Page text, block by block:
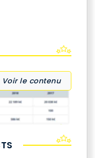
Voir le contenu